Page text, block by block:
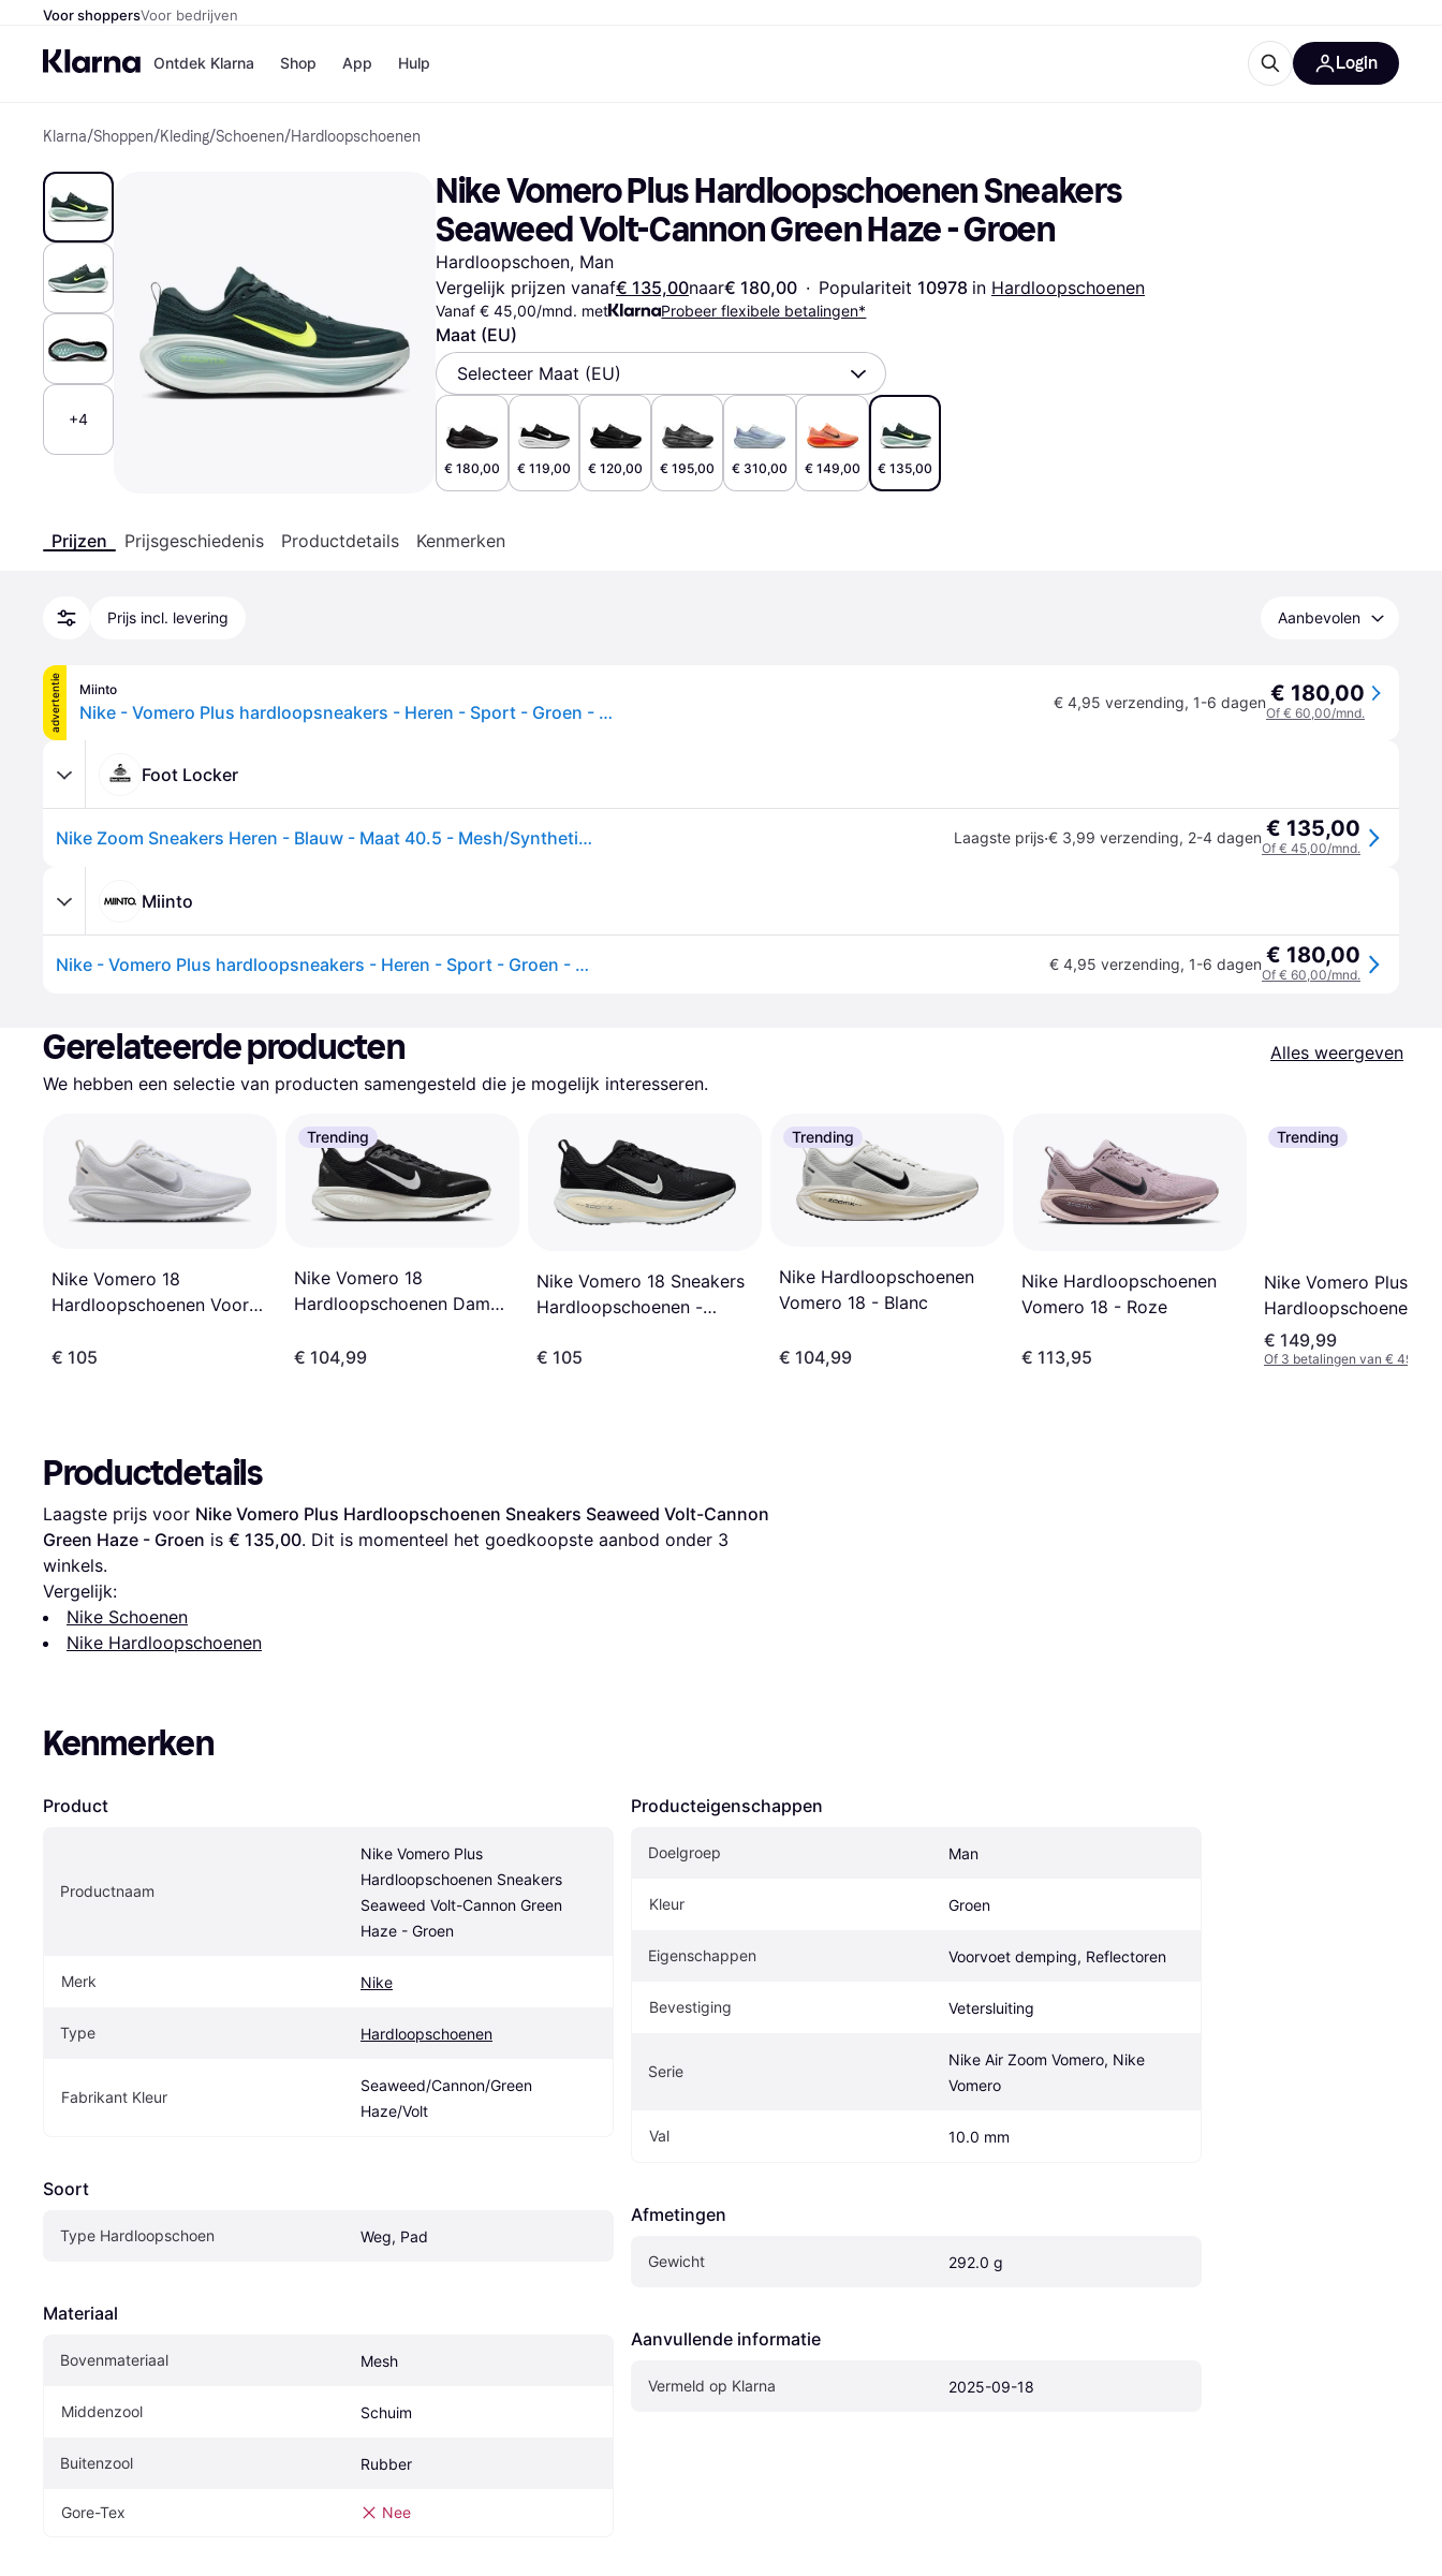
Voor shoppersVoor bedrijven
Ontdek Klarna
Betaal nu
Betaal in 3 delen
Betaal in 30 dagen
Winkeloverzicht
Lidmaatschappen
Vrienden uitnodigen
Saldo
Spaarrekeningen
Vaste rekening
Flex rekening
Shop
Winkels
Booking.com
Kruidvat
Winkeloverzicht
Gezondheid & Schoonheid
Kleding
Speelgoed
Huizen en Interieurs
Geluid & Beeld
Sport en Outdoor
Computers
Klussen
Telefoons & Wearables
Kinderen en Familie
Gemotoriseerde Vervoersmiddelen
Tuin en Terras
Huishoudapparaten
Boeken, Films en Muziek
App Hulp Login
Klarna/Shoppen/Kleding/Schoenen/Hardloopschoenen
+4
Nike Vomero Plus Hardloopschoenen Sneakers
Seaweed Volt-Cannon Green Haze - Groen
Hardloopschoen, Man
Vergelijk prijzen vanaf€ 135,00naar€ 180,00 · Populariteit 10978 in Hardloopschoenen
Vanaf € 45,00/mnd. met Probeer flexibele betalingen*
Maat (EU)
Selecteer Maat (EU)
€ 180,00 € 119,00 € 120,00 € 195,00 € 310,00 € 149,00 € 135,00
Prijzen Prijsgeschiedenis Productdetails Kenmerken
Prijs incl. levering Aanbevolen
advertentie Miinto
Nike - Vomero Plus hardloopsneakers - Heren - Sport - Groen - Maat: 42 EU € 4,95 verzending, 1-6 dagen € 180,00
Of € 60,00/mnd.
Foot Locker
Nike Zoom Sneakers Heren - Blauw - Maat 40.5 - Mesh/Synthetisch - Blue Laagste prijs·€ 3,99 verzending, 2-4 dagen € 135,00
Of € 45,00/mnd.
Miinto
Nike - Vomero Plus hardloopsneakers - Heren - Sport - Groen - Maat: 42 EU € 4,95 verzending, 1-6 dagen € 180,00
Of € 60,00/mnd.
Gerelateerde producten
Alles weergeven
We hebben een selectie van producten samengesteld die je mogelijk interesseren.
Nike Vomero 18
Hardloopschoenen Voor
€ 105
Trending
Nike Vomero 18
Hardloopschoenen Dames
€ 104,99
Nike Vomero 18 Sneakers
Hardloopschoenen -
White/Coconut Milk-Lt
€ 105
Trending
Nike Hardloopschoenen
Vomero 18 - Blanc
€ 104,99
Nike Hardloopschoenen
Vomero 18 - Roze
€ 113,95
Trending
Nike Vomero Plus
Hardloopschoenen
Heren - Grijs
€ 149,99
Of 3 betalingen van € 49,99/
Productdetails
Laagste prijs voor Nike Vomero Plus Hardloopschoenen Sneakers Seaweed Volt-Cannon
Green Haze - Groen is € 135,00. Dit is momenteel het goedkoopste aanbod onder 3
winkels.
Vergelijk:
Nike Schoenen
Nike Hardloopschoenen
Kenmerken
Product
Productnaam
Nike Vomero Plus
Hardloopschoenen Sneakers
Seaweed Volt-Cannon Green
Haze - Groen
Merk Nike
Type Hardloopschoenen
Fabrikant Kleur
Seaweed/Cannon/Green
Haze/Volt
Soort
Type Hardloopschoen Weg, Pad
Materiaal
Bovenmateriaal Mesh
Middenzool Schuim
Buitenzool Rubber
Gore-Tex Nee
Producteigenschappen
Doelgroep Man
Kleur Groen
Eigenschappen Voorvoet demping, Reflectoren
Bevestiging Vetersluiting
Serie
Nike Air Zoom Vomero, Nike
Vomero
Val 10.0 mm
Afmetingen
Gewicht 292.0 g
Aanvullende informatie
Vermeld op Klarna 2025-09-18